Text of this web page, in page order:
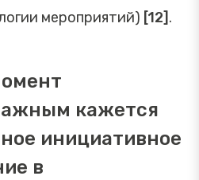
мероприятий) [12] .
кажется
инициативное
в